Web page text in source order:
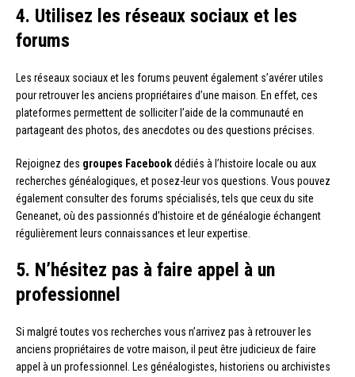
4. Utilisez les réseaux sociaux et les
forums
Les réseaux sociaux et les forums peuvent également s’avérer utiles
pour retrouver les anciens propriétaires d’une maison. En effet, ces
plateformes permettent de solliciter l’aide de la communauté en
partageant des photos, des anecdotes ou des questions précises.
Rejoignez des groupes Facebookdédiés à l’histoire locale ou aux
recherches généalogiques, et posez-leur vos questions. Vous pouvez
également consulter des forums spécialisés, tels que ceux du site
Geneanet, où des passionnés d’histoire et de généalogie échangent
régulièrement leurs connaissances et leur expertise.
5. N’hésitez pas à faire appel à un
professionnel
Si malgré toutes vos recherches vous n’arrivez pas à retrouver les
anciens propriétaires de votre maison, il peut être judicieux de faire
appel à un professionnel. Les généalogistes, historiens ou archivistes